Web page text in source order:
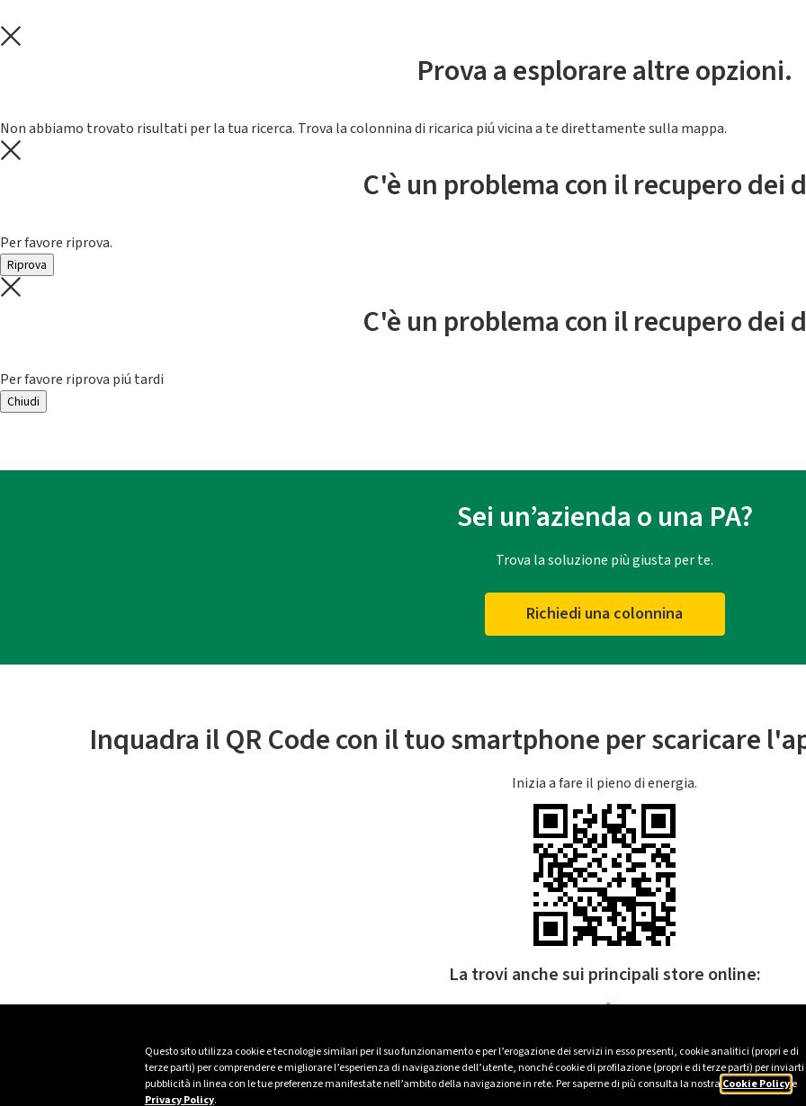
Questo sito utilizza cookie e tecnologie similari per il suo funzionamento e per l’erogazione dei servizi in esso presenti, cookie analitici (propri e di
terze parti) per comprendere e migliorare l’esperienza di navigazione dell’utente, nonché cookie di profilazione (propri e di terze parti) per inviarti
pubblicità in linea con le tue preferenze manifestate nell’ambito della navigazione in rete. Per saperne di più consulta la nostra Cookie Policye
Privacy Policy.
Prova a esplorare altre opzioni.
Non abbiamo trovato risultati per la tua ricerca. Trova la colonnina di ricarica piú vicina a te direttamente sulla mappa.
C'è un problema con il recupero dei
Per favore riprova.
Riprova
C'è un problema con il recupero dei
Per favore riprova piú tardi
Chiudi
Sei un’azienda o una PA?
Trova la soluzione più giusta per te.
Richiedi una colonnina
Inquadra il QR Code con il tuo smartphone per scaricare
Inizia a fare il pieno di energia.
La trovi anche sui principali store online: